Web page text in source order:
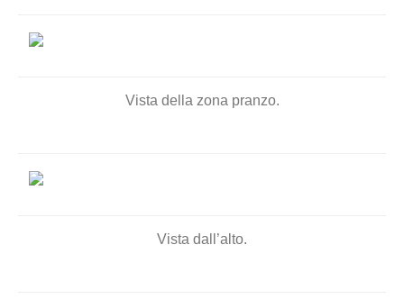
Vista della zona pranzo.
Vista dall’alto.